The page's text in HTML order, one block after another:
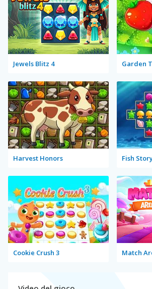
Jewels Blitz 4 Garden
Harvest Honors Fish
Cookie Crush 3 Match